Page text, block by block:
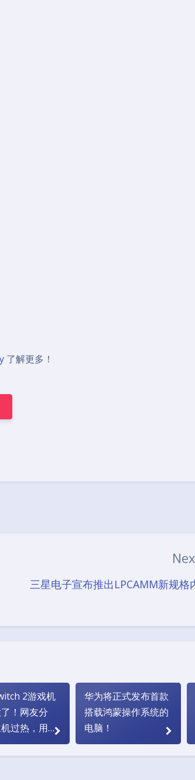
了解更多！
三星电子宣布推出LPCAMM新规格
2游戏机
！网友分
过热，用到
华为将正式发布首款
搭载鸿蒙操作系统的
电脑！